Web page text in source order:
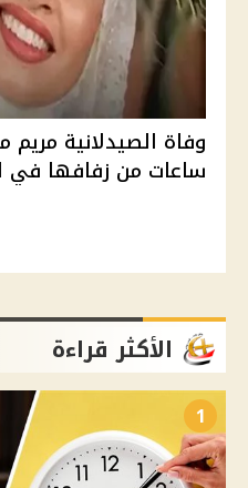
وفاة الصيدلانية
ساعات من زفافها في
الأكثر قراءة
1